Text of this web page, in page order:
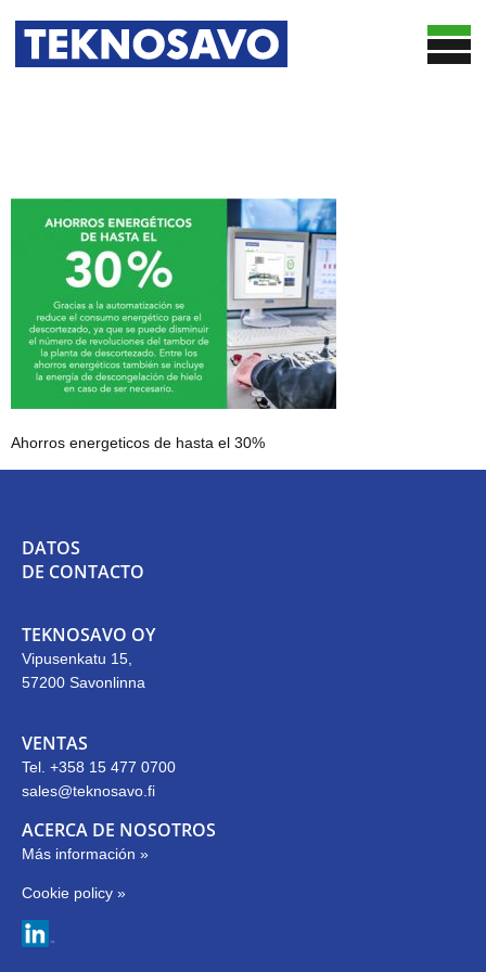
OPTIMIZACIÓN DEL PROCESO DE DESCORTEZADO
MEDICIÓN DEL VOLUMEN
PRESENTACIÓN DE INFORMES Y RECOPILACIÓN
DE DATOS
CONTROL DE CALIDAD DE LAS VIRUTAS
CASOS
TEKNOSAVO
NOTICIAS
PUBLICACIÓN
CONTACTO
Ahorros energeticos de hasta el 30%
DATOS
DE CONTACTO
TEKNOSAVO OY
Vipusenkatu 15,
57200 Savonlinna
VENTAS
Tel. +358 15 477 0700
sales@teknosavo.fi
ACERCA DE NOSOTROS
Más información »
Cookie policy »